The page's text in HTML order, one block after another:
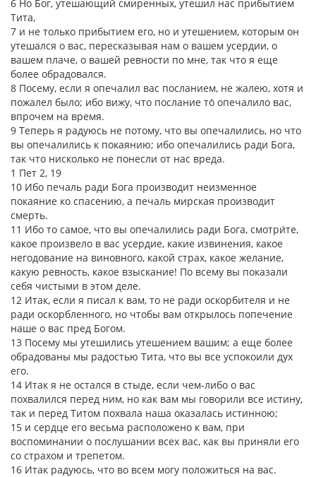
6 Но Бог, утешающий смиренных, утешил нас прибытием
Тита,
7 и не только прибытием его, но и утешением, которым он
утешался о вас, пересказывая нам о вашем усердии, о
вашем плаче, о вашей ревности по мне, так что я еще
более обрадовался.
8 Посему, если я опечалил вас посланием, не жалею, хотя и
пожалел было; ибо вижу, что послание то́ опечалило вас,
впрочем на время.
9 Теперь я радуюсь не потому, что вы опечалились, но что
вы опечалились к покаянию; ибо опечалились ради Бога,
так что нисколько не понесли от нас вреда.
1 Пет 2, 19
10 Ибо печаль ради Бога производит неизменное
покаяние ко спасению, а печаль мирская производит
смерть.
11 Ибо то самое, что вы опечалились ради Бога, смотри́те,
какое произвело в вас усердие, какие извинения, какое
негодование на виновного, какой страх, какое желание,
какую ревность, какое взыскание! По всему вы показали
себя чистыми в этом деле.
12 Итак, если я писал к вам, то не ради оскорбителя и не
ради оскорбленного, но чтобы вам открылось попечение
наше о вас пред Богом.
13 Посему мы утешились утешением вашим; а еще более
обрадованы мы радостью Тита, что вы все успокоили дух
его.
14 Итак я не остался в стыде, если чем-либо о вас
похвалился перед ним, но как вам мы говорили все истину,
так и перед Титом похвала наша оказалась истинною;
15 и сердце его весьма расположено к вам, при
воспоминании о послушании всех вас, как вы приняли его
со страхом и трепетом.
16 Итак радуюсь, что во всем могу положиться на вас.